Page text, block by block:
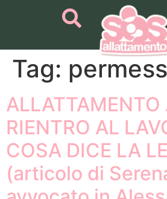
Tag:
ALLATTAMENTO
RIENTRO AL
COSA DICE LA
(articolo di